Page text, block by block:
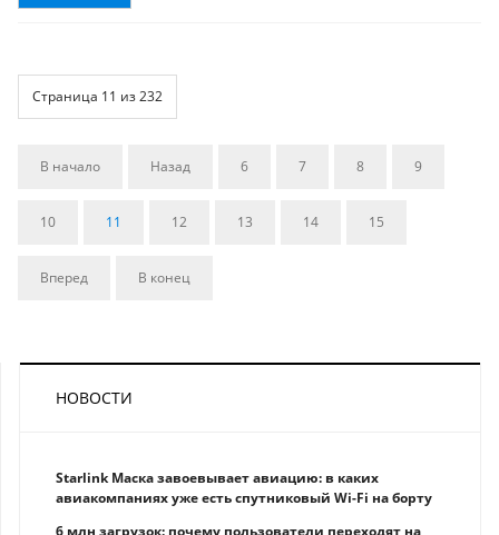
Страница 11 из 232
В начало Назад 6 7 8 9
10 11 12 13 14 15
Вперед В конец
НОВОСТИ
Starlink Маска завоевывает авиацию: в каких
авиакомпаниях уже есть спутниковый Wi-Fi на борту
6 млн загрузок: почему пользователи переходят на